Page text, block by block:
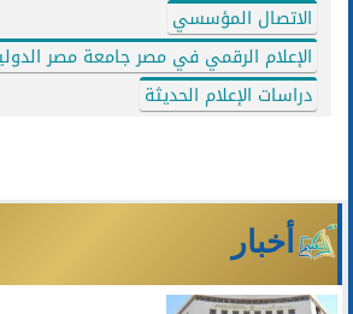
الاتصال المؤسسي
الإعلام الرقمي في مصر جامعة مصر
دراسات الإعلام الحديثة
أخبار